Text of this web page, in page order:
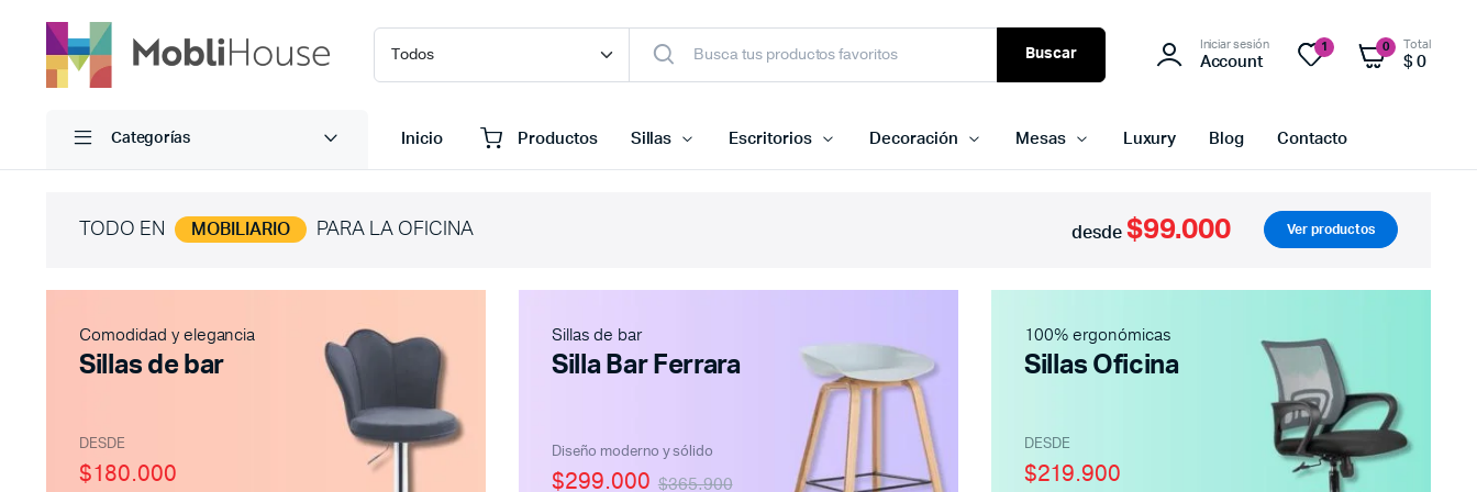
Buscar
Iniciar sesión
Account
1 0 Total
$ 0
Categorías Inicio Productos Sillas Escritorios Decoración Mesas Luxury Blog Contacto
TODO EN MOBILIARIO PARA LA OFICINA desde $99.000 Ver productos
Comodidad y elegancia
Sillas de bar
DESDE
$180.000
Sillas de bar
Silla Bar Ferrara
Diseño moderno y sólido
$365.900
$299.000
100% ergonómicas
Sillas Oficina
DESDE
$219.900